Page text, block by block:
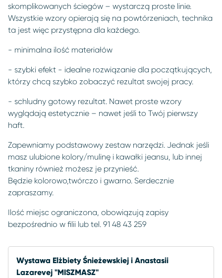
skomplikowanych ściegów – wystarczą proste linie.
Wszystkie wzory opierają się na powtórzeniach, technika
ta jest więc przystępna dla każdego.
- minimalna ilość materiałów
- szybki efekt - idealne rozwiązanie dla początkujących,
którzy chcą szybko zobaczyć rezultat swojej pracy.
- schludny gotowy rezultat. Nawet proste wzory
wyglądają estetycznie – nawet jeśli to Twój pierwszy
haft.
Zapewniamy podstawowy zestaw narzędzi. Jednak jeśli
masz ulubione kolory/mulinę i kawałki jeansu, lub innej
tkaniny również możesz je przynieść.
Będzie kolorowo,twórczo i gwarno. Serdecznie
zapraszamy.
Ilość miejsc ograniczona, obowiązują zapisy
bezpośrednio w filii lub tel. 91 48 43 259
Wystawa Elżbiety Śnieżewskiej i Anastasii
Lazarevej "MISZMASZ"